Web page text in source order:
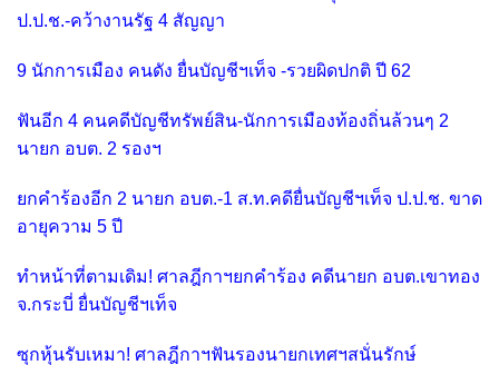
ป.ป.ช.-คว้างานรัฐ 4 สัญญา
9 นักการเมือง คนดัง ยื่นบัญชีฯเท็จ -รวยผิดปกติ ปี 62
ฟันอีก 4 คนคดีบัญชีทรัพย์สิน-นักการเมืองท้องถิ่นล้วนๆ 2
นายก อบต. 2 รองฯ
ยกคำร้องอีก 2 นายก อบต.-1 ส.ท.คดียื่นบัญชีฯเท็จ ป.ป.ช. ขาด
อายุความ 5 ปี
ทำหน้าที่ตามเดิม! ศาลฎีกาฯยกคำร้อง คดีนายก อบต.เขาทอง
จ.กระบี่ ยื่นบัญชีฯเท็จ
ซุกหุ้นรับเหมา! ศาลฎีกาฯฟันรองนายกเทศฯสนั่นรักษ์